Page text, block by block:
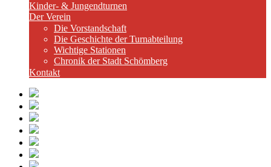
Kinder- & Jungendturnen
Der Verein
Die Vorstandschaft
Die Geschichte der Turnabteilung
Wichtige Stationen
Chronik der Stadt Schömberg
Kontakt